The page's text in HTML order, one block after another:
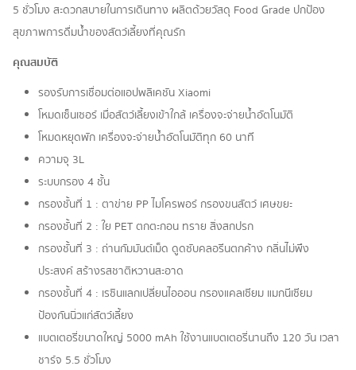
5 ชั่วโมง สะดวกสบายในการเดินทาง ผลิตด้วยวัสดุ Food Grade ปกป้อง
สุขภาพการดื่มน้ำของสัตว์เลี้ยงที่คุณรัก
คุณสมบัติ
รองรับการเชื่อมต่อแอปพลิเคชัน Xiaomi
โหมดเซ็นเซอร์ เมื่อสัตว์เลี้ยงเข้าใกล้ เครื่องจะจ่ายน้ำอัตโนมัติ
โหมดหยุดพัก เครื่องจะจ่ายน้ำอัตโนมัติทุก 60 นาที
ความจุ 3L
ระบบกรอง 4 ชั้น
กรองชั้นที่ 1 : ตาข่าย PP ไมโครพอร์ กรองขนสัตว์ เศษขยะ
กรองชั้นที่ 2 : ใย PET ตกตะกอน ทราย สิ่งสกปรก
กรองชั้นที่ 3 : ถ่านกัมมันต์เม็ด ดูดซับคลอรีนตกค้าง กลิ่นไม่พึง
ประสงค์ สร้างรสชาติหวานสะอาด
กรองชั้นที่ 4 : เรซินแลกเปลี่ยนไอออน กรองแคลเซียม แมกนีเซียม
ป้องกันนิ่วแก่สัตว์เลี้ยง
แบตเตอรี่ขนาดใหญ่ 5000 mAh ใช้งานแบตเตอรี่นานถึง 120 วัน เวลา
ชาร์จ 5.5 ชั่วโมง